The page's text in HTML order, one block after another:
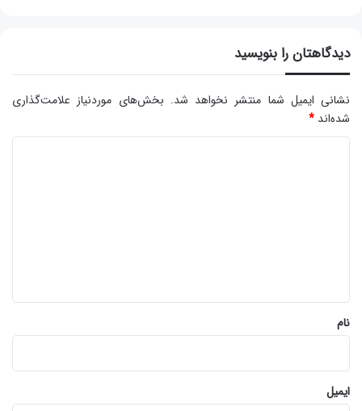
دیدگاهتان را بنویسید
نشانی ایمیل شما منتشر نخواهد شد. بخش‌های موردنیاز علامت‌گذاری
شده‌اند *
نام
ایمیل